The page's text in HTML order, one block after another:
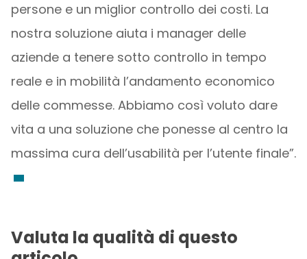
persone e un miglior controllo dei costi. La
nostra soluzione aiuta i manager delle
aziende a tenere sotto controllo in tempo
reale e in mobilità l’andamento economico
delle commesse. Abbiamo così voluto dare
vita a una soluzione che ponesse al centro la
massima cura dell’usabilità per l’utente finale”.
Valuta la qualità di questo